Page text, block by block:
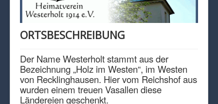
IMPRESSUM
DATENSCHUTZ
ORTSBESCHREIBUNG
Der Name Westerholt stammt aus der
Bezeichnung „Holz im Westen“, im Westen
von Recklinghausen. Hier vom Reichshof aus
wurden einem treuen Vasallen diese
Ländereien geschenkt.